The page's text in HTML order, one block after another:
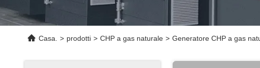
Casa. > prodotti > CHP a gas naturale > Generatore CHP a gas